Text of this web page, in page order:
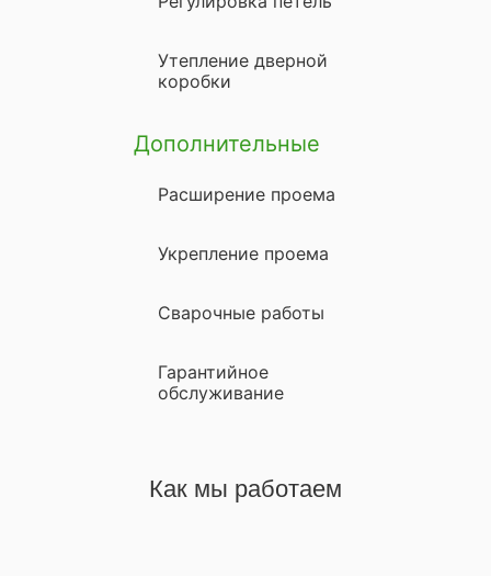
Утепление дверной
коробки
Дополнительные
Расширение проема
Укрепление проема
Сварочные работы
Гарантийное
обслуживание
Как мы работаем